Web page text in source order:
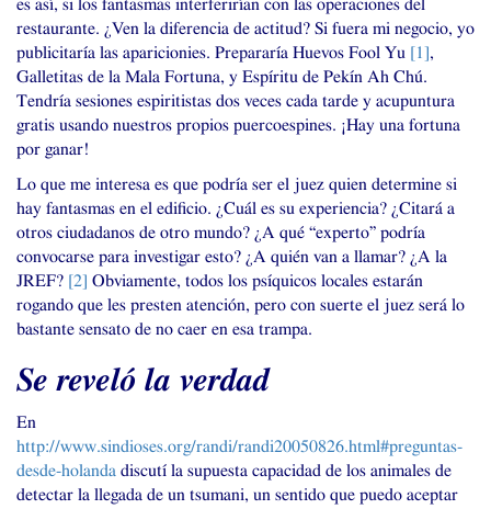
es así, si los fantasmas interferirían con las operaciones del
restaurante. ¿Ven la diferencia de actitud? Si fuera mi negocio, yo
publicitaría las aparicionies. Prepararía Huevos Fool Yu [1],
Galletitas de la Mala Fortuna, y Espíritu de Pekín Ah Chú.
Tendría sesiones espiritistas dos veces cada tarde y acupuntura
gratis usando nuestros propios puercoespines. ¡Hay una fortuna
por ganar!
Lo que me interesa es que podría ser el juez quien determine si
hay fantasmas en el edificio. ¿Cuál es su experiencia? ¿Citará a
otros ciudadanos de otro mundo? ¿A qué “experto” podría
convocarse para investigar esto? ¿A quién van a llamar? ¿A la
JREF? [2] Obviamente, todos los psíquicos locales estarán
rogando que les presten atención, pero con suerte el juez será lo
bastante sensato de no caer en esa trampa.
Se reveló la verdad
En
http://www.sindioses.org/randi/randi20050826.html#preguntas-
desde-holanda discutí la supuesta capacidad de los animales de
detectar la llegada de un tsumani, un sentido que puedo aceptar